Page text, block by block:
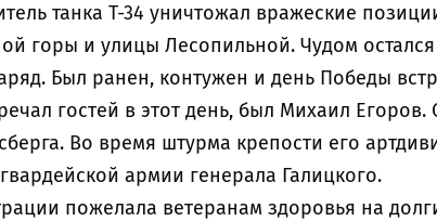
танка Т-34 уничтожал вражеские
горы и улицы Лесопильной. Чудом
Был ранен, контужен и день Победы
гостей в этот день, был Михаил
Во время штурма крепости его
армии генерала Галицкого.
пожелала ветеранам здоровья на